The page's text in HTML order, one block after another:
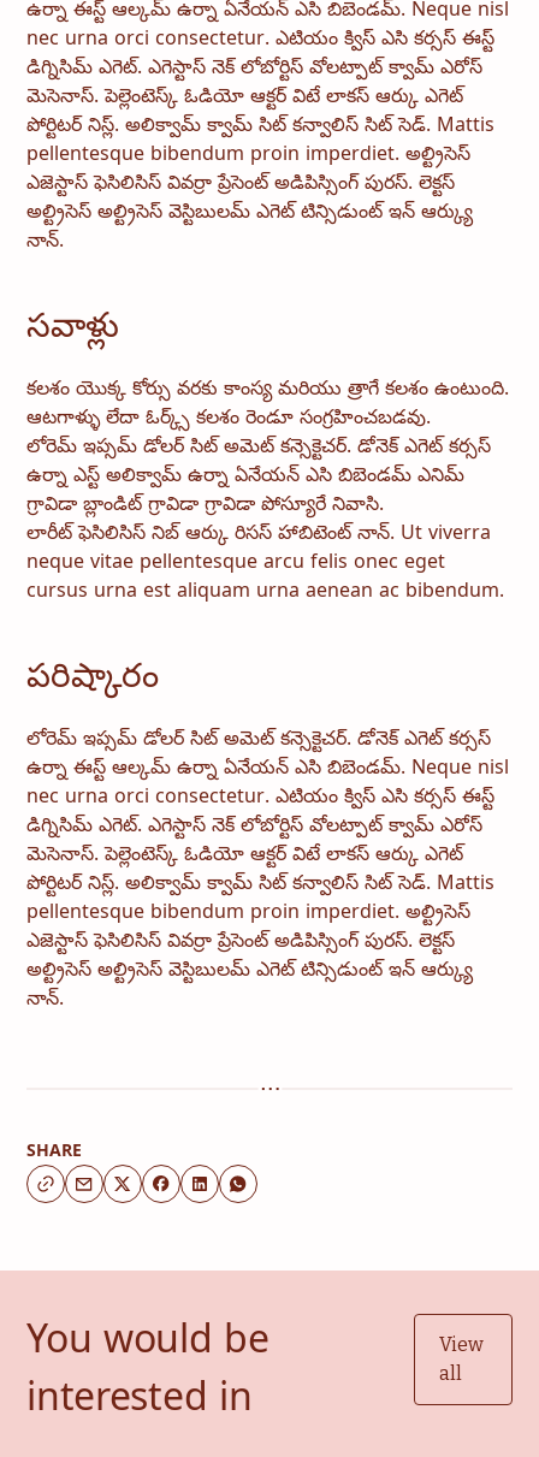
ఉర్నా ఈస్ట్ ఆల్కమ్ ఉర్నా ఏనేయన్ ఎసి బిబెండమ్. Neque nisl
nec urna orci consectetur. ఎటియం క్విస్ ఎసి కర్సస్ ఈస్ట్
డిగ్నిసిమ్ ఎగెట్. ఎగెస్టాస్ నెక్ లోబోర్టిస్ వోలట్పాట్ క్వామ్ ఎరోస్
మెసెనాస్. పెల్లెంటెస్క్ ఓడియో ఆక్టర్ విటే లాకస్ ఆర్కు ఎగెట్
పోర్టిటర్ నిస్ల్. అలిక్వామ్ క్వామ్ సిట్ కన్వాలిస్ సిట్ సెడ్. Mattis
pellentesque bibendum proin imperdiet. అల్ట్రిసెస్
ఎజెస్టాస్ ఫెసిలిసిస్ వివర్రా ప్రేసెంట్ అడిపిస్సింగ్ పురస్. లెక్టస్
అల్ట్రిసెస్ అల్ట్రిసెస్ వెస్టిబులమ్ ఎగెట్ టిన్సిడుంట్ ఇన్ ఆర్క్యు
నాన్.
సవాళ్లు
కలశం యొక్క కోర్సు వరకు కాంస్య మరియు త్రాగే కలశం ఉంటుంది.
ఆటగాళ్ళు లేదా ఓర్క్స్ కలశం రెండూ సంగ్రహించబడవు.
లోరెమ్ ఇప్సమ్ డోలర్ సిట్ అమెట్ కన్సెక్టెచర్. డోనెక్ ఎగెట్ కర్సస్
ఉర్నా ఎస్ట్ అలిక్వామ్ ఉర్నా ఏనేయన్ ఎసి బిబెండమ్ ఎనిమ్
గ్రావిడా బ్లాండిట్ గ్రావిడా గ్రావిడా పోస్యూరే నివాసి.
లారీట్ ఫెసిలిసిస్ నిబ్ ఆర్కు రిసస్ హాబిటెంట్ నాన్. Ut viverra
neque vitae pellentesque arcu felis onec eget
cursus urna est aliquam urna aenean ac bibendum.
పరిష్కారం
లోరెమ్ ఇప్సమ్ డోలర్ సిట్ అమెట్ కన్సెక్టెచర్. డోనెక్ ఎగెట్ కర్సస్
ఉర్నా ఈస్ట్ ఆల్కమ్ ఉర్నా ఏనేయన్ ఎసి బిబెండమ్. Neque nisl
nec urna orci consectetur. ఎటియం క్విస్ ఎసి కర్సస్ ఈస్ట్
డిగ్నిసిమ్ ఎగెట్. ఎగెస్టాస్ నెక్ లోబోర్టిస్ వోలట్పాట్ క్వామ్ ఎరోస్
మెసెనాస్. పెల్లెంటెస్క్ ఓడియో ఆక్టర్ విటే లాకస్ ఆర్కు ఎగెట్
పోర్టిటర్ నిస్ల్. అలిక్వామ్ క్వామ్ సిట్ కన్వాలిస్ సిట్ సెడ్. Mattis
pellentesque bibendum proin imperdiet. అల్ట్రిసెస్
ఎజెస్టాస్ ఫెసిలిసిస్ వివర్రా ప్రేసెంట్ అడిపిస్సింగ్ పురస్. లెక్టస్
అల్ట్రిసెస్ అల్ట్రిసెస్ వెస్టిబులమ్ ఎగెట్ టిన్సిడుంట్ ఇన్ ఆర్క్యు
నాన్.
SHARE
You would be
interested in
View
all